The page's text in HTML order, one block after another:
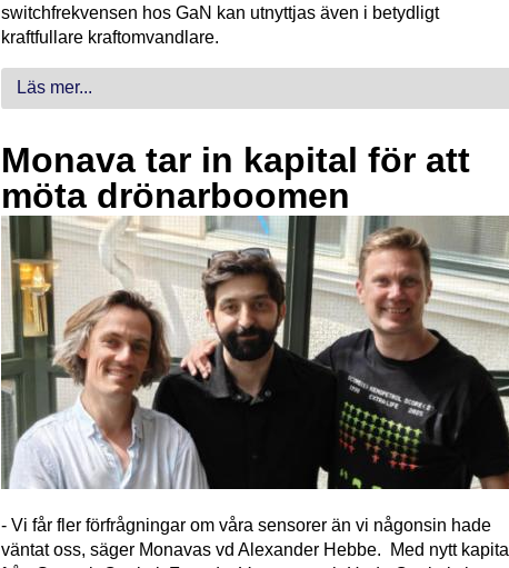
switchfrekvensen hos GaN kan utnyttjas även i betydligt
kraftfullare kraftomvandlare.
Läs mer...
Monava tar in kapital för att
möta drönarboomen
- Vi får fler förfrågningar om våra sensorer än vi någonsin hade
väntat oss, säger Monavas vd Alexander Hebbe. Med nytt kapital